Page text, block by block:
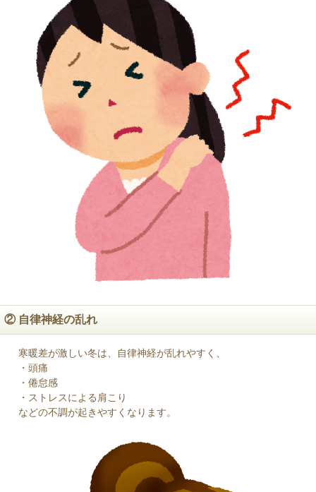
② 自律神経の乱れ
寒暖差が激しい冬は、自律神経が乱れやすく、
・頭痛
・倦怠感
・ストレスによる肩こり
などの不調が起きやすくなります。